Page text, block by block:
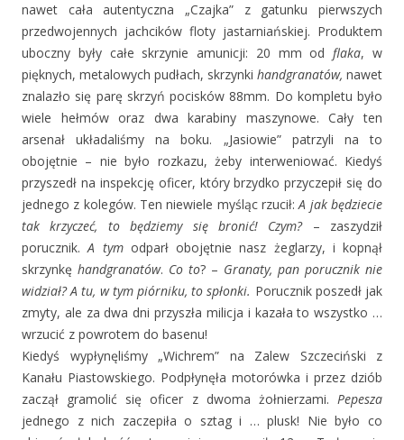
nawet cała autentyczna „Czajka” z gatunku pierwszych
przedwojennych jachcików floty jastarniańskiej. Produktem
uboczny były całe skrzynie amunicji: 20 mm odflaka, w
pięknych, metalowych pudłach, skrzynki handgranatów, nawet
znalazło się parę skrzyń pocisków 88mm. Do kompletu było
wiele hełmów oraz dwa karabiny maszynowe. Cały ten
arsenał układaliśmy na boku. „Jasiowie” patrzyli na to
obojętnie – nie było rozkazu, żeby interweniować. Kiedyś
przyszedł na inspekcję oficer, który brzydko przyczepił się do
jednego z kolegów. Ten niewiele myśląc rzucił:A jak będziecie
tak krzyczeć, to będziemy się bronić!
Czym?– zaszydził
porucznik.A tymodparł obojętnie nasz żeglarzy, i kopnął
skrzynkę handgranatów. Co to? – Granaty, pan porucznik nie
widział? A tu, w tym piórniku, to spłonki. Porucznik poszedł jak
zmyty, ale za dwa dni przyszła milicja i kazała to wszystko …
wrzucić z powrotem do basenu!
Kiedyś wypłynęliśmy „Wichrem” na Zalew Szczeciński z
Kanału Piastowskiego. Podpłynęła motorówka i przez dziób
zaczął gramolić się oficer z dwoma żołnierzami. Pepesza
jednego z nich zaczepiła o sztag i … plusk! Nie było co